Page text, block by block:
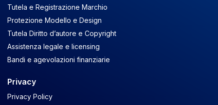
Tutela e Registrazione Marchio
Protezione Modello e Design
Tutela Diritto d’autore e Copyright
Assistenza legale e licensing
Bandi e agevolazioni finanziarie
Privacy
Privacy Policy